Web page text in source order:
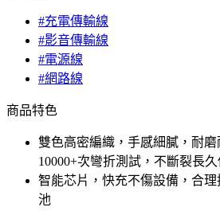
#充電傳輸線
#影音傳輸線
#電源線
#網路線
商品特色
雙色高密編織，手感細膩，耐
10000+次彎折測試，不斷裂長久
智能芯片，快充不傷設備，合
池